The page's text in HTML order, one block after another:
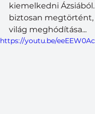
kiemelkedni
biztosan megtörtént,
világ meghódítása...
https://youtu.be/